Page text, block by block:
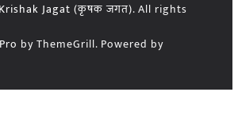
Krishak Jagat (कृषक जगत). All rights
by ThemeGrill. Powered by